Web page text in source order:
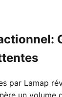
par Lamap